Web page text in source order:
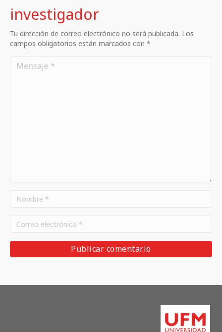
investigador
Tu dirección de correo electrónico no será publicada. Los
campos obligatorios están marcados con *